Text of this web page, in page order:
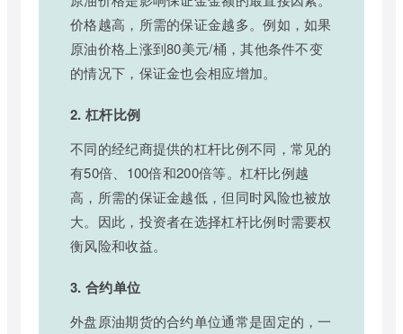
价格越高，所需的保证金越多。例如，如果
原油价格上涨到80美元/桶，其他条件不变
的情况下，保证金也会相应增加。
2. 杠杆比例
不同的经纪商提供的杠杆比例不同，常见的
有50倍、100倍和200倍等。杠杆比例越
高，所需的保证金越低，但同时风险也被放
大。因此，投资者在选择杠杆比例时需要权
衡风险和收益。
3. 合约单位
外盘原油期货的合约单位通常是固定的，一